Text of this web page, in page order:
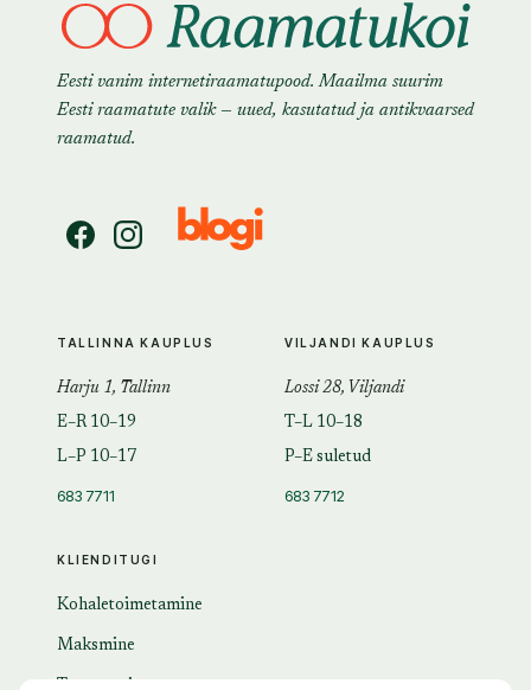
Eesti vanim internetiraamatupood. Maailma suurim
Eesti raamatute valik — uued, kasutatud ja antikvaarsed
raamatud.
KLIENDITUGI
Kohaletoimetamine
Maksmine
TALLINNA KAUPLUS
Harju 1, Tallinn
E–R 10–19
L–P 10–17
683 7711
VILJANDI KAUPLUS
Lossi 28, Viljandi
T–L 10–18
P–E suletud
683 7712